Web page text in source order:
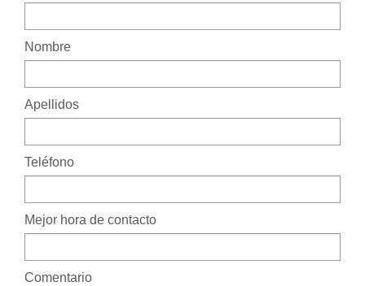
Nombre
Apellidos
Teléfono
Mejor hora de contacto
Comentario